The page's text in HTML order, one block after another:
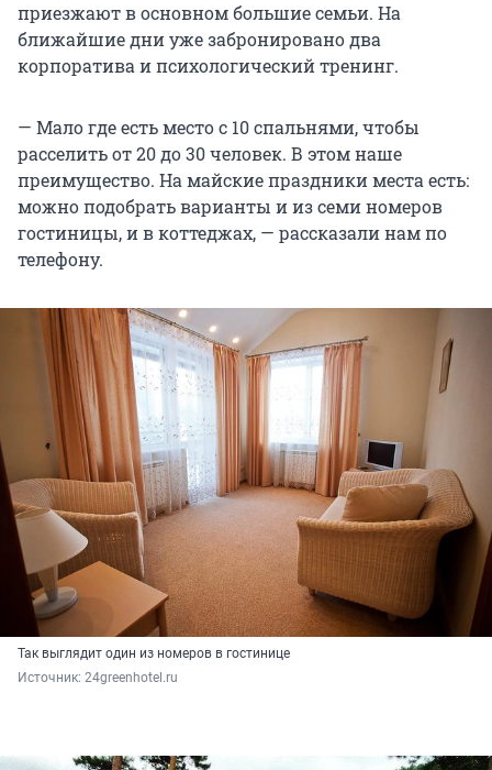
приезжают в основном большие семьи. На
ближайшие дни уже забронировано два
корпоратива и психологический тренинг.
— Мало где есть место с 10 спальнями, чтобы
расселить от 20 до 30 человек. В этом наше
преимущество. На майские праздники места есть:
можно подобрать варианты и из семи номеров
гостиницы, и в коттеджах, — рассказали нам по
телефону.
Так выглядит один из номеров в гостинице
Источник: 24greenhotel.ru